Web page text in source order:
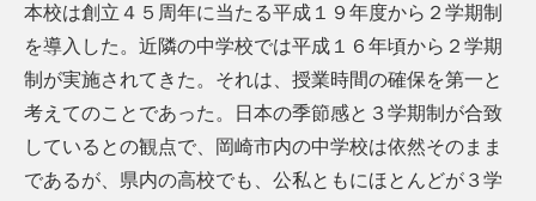
本校は創立４５周年に当たる平成１９年度から２学期制
を導入した。近隣の中学校では平成１６年頃から２学期
制が実施されてきた。それは、授業時間の確保を第一と
考えてのことであった。日本の季節感と３学期制が合致
しているとの観点で、岡崎市内の中学校は依然そのまま
であるが、県内の高校でも、公私ともにほとんどが３学